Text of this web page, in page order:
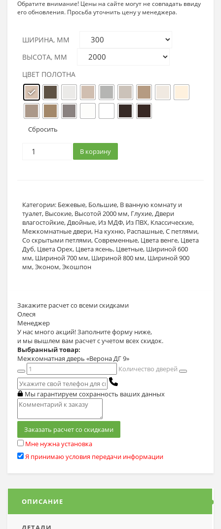
Обратите внимание! Цены на сайте могут не совпадать ввиду
его обновления. Просьба уточнить цену у менеджера.
ШИРИНА, ММ
ВЫСОТА, ММ
ЦВЕТ ПОЛОТНА
Сбросить
В корзину
Категории: Бежевые, Большие, В ванную комнату и
туалет, Высокие, Высотой 2000 мм, Глухие,Двери
влагостойкие,Двойные, Из МДФ, Из ПВХ, Классические,
Межкомнатные двери, На кухню, Распашные,С петлями,
Со скрытыми петлями,Современные, Цвета венге, Цвета
Дуб, Цвета Орех, Цвета ясень, Цветные, Шириной 600
мм, Шириной 700 мм, Шириной 800 мм, Шириной 900
мм,Эконом,Экошпон
Закажите расчетсо всеми скидками
Олеся
Менеджер
У нас много акций! Заполните форму ниже,
и мы вышлем вам расчет с учетом всех скидок.
Выбранный товар:
Межкомнатная дверь «Верона ДГ 9»
Количество дверей
Мы гарантируем сохранность ваших данных
Заказать расчет со скидками
Мне нужна установка
Я принимаю условия передачи информации
ОПИСАНИЕ